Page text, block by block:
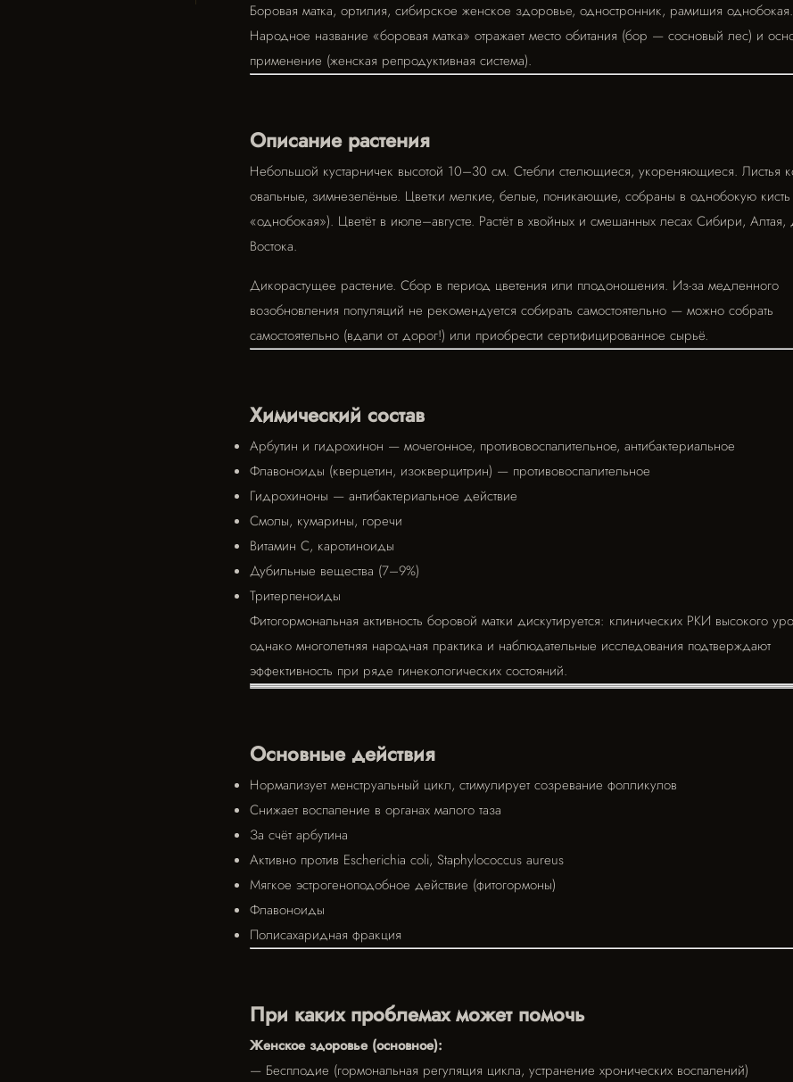
Боровая матка, ортилия, сибирское женское здоровье, одностронник, рамишия однобокая.
Народное название «боровая матка» отражает место обитания (бор — сосновый лес) и
применение (женская репродуктивная система).
Описание растения
Небольшой кустарничек высотой 10–30 см. Стебли стелющиеся, укореняющиеся. Листья
овальные, зимнезелёные. Цветки мелкие, белые, поникающие, собраны в однобокую
«однобокая»). Цветёт в июле–августе. Растёт в хвойных и смешанных лесах Сибири, Алтая,
Востока.
Дикорастущее растение. Сбор в период цветения или плодоношения. Из-за медленного
возобновления популяций не рекомендуется собирать самостоятельно — можно собрать
самостоятельно (вдали от дорог!) или приобрести сертифицированное сырьё.
Химический состав
Арбутин и гидрохинон — мочегонное, противовоспалительное, антибактериальное
Флавоноиды (кверцетин, изокверцитрин) — противовоспалительное
Гидрохиноны — антибактериальное действие
Смолы, кумарины, горечи
Витамин С, каротиноиды
Дубильные вещества (7–9%)
Тритерпеноиды
Фитогормональная активность боровой матки дискутируется: клинических РКИ высокого
однако многолетняя народная практика и наблюдательные исследования подтверждают
эффективность при ряде гинекологических состояний.
Основные действия
Нормализует менструальный цикл, стимулирует созревание фолликулов
Снижает воспаление в органах малого таза
За счёт арбутина
Активно против Escherichia coli, Staphylococcus aureus
Мягкое эстрогеноподобное действие (фитогормоны)
Флавоноиды
Полисахаридная фракция
При каких проблемах может помочь
Женское здоровье (основное):
— Бесплодие (гормональная регуляция цикла, устранение хронических воспалений)